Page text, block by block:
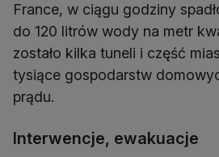
France, w ciągu godziny
do 120 litrów wody na metr
zostało kilka tuneli i część
tysiące gospodarstw
prądu.
Interwencje, ewakuacje